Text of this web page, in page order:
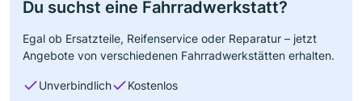
Du suchst eine Fahrradwerkstatt?
Egal ob Ersatzteile, Reifenservice oder Reparatur – jetzt
Angebote von verschiedenen Fahrradwerkstätten erhalten.
Unverbindlich Kostenlos